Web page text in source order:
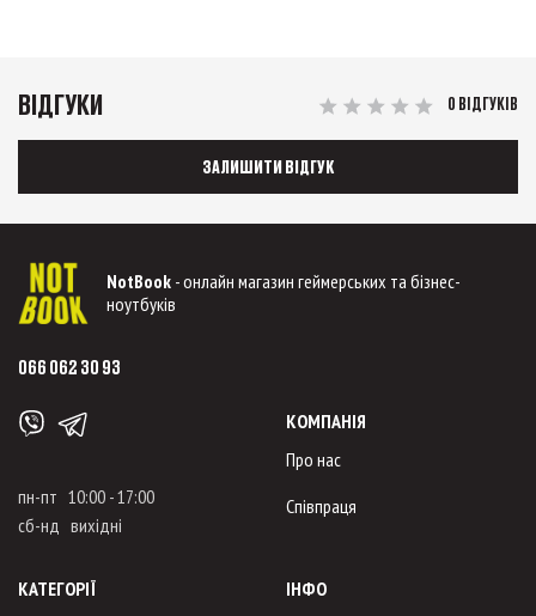
ВІДГУКИ 0 ВІДГУКІВ
ЗАЛИШИТИ ВІДГУК
NotBook - онлайн магазин геймерських та бізнес-
ноутбуків
066 062 30 93
пн-пт 10:00 - 17:00
сб-нд вихідні
КОМПАНІЯ
Про нас
Співпраця
КАТЕГОРІЇ
ІНФО